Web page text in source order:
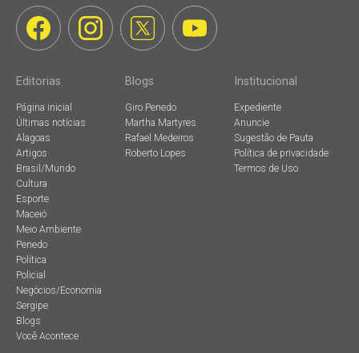
Editorias
Página inicial
Últimas notícias
Alagoas
Artigos
Brasil/Mundo
Cultura
Esporte
Maceió
Meio Ambiente
Penedo
Política
Policial
Negócios/Economia
Sergipe
Blogs
Você Acontece
Blogs
Giro Penedo
Martha Martyres
Rafael Medeiros
Roberto Lopes
Institucional
Expediente
Anuncie
Sugestão de Pauta
Política de privacidade
Termos de Uso